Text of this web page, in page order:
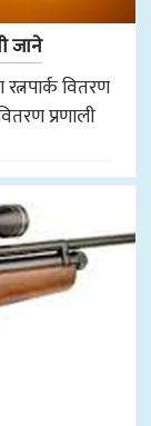
जाने
वितरण
प्रणाली